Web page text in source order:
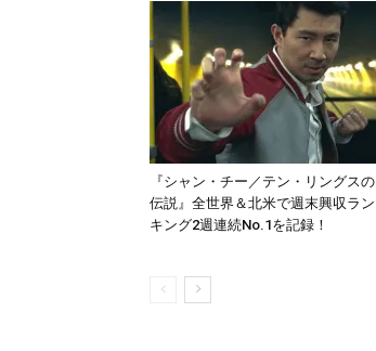
『シャン・チー／テン・リングスの
伝説』全世界＆北米で週末興収ラン
キング2週連続No.1を記録！